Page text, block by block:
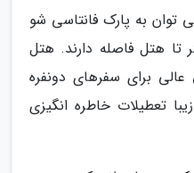
توان به پارک فانتاسی شو
حدود 5 کیلومتر تا هتل فاصله دارند. هتل
برای سفرهای دونفره
تعطیلات خاطره انگیزی